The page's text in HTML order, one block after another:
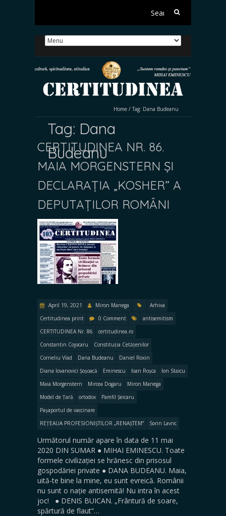
Search
Home / Tag: Dana Budeanu
Tag: Dana
Budeanu
CERTITUDINEA NR. 86.
MAIA MORGENSTERN ȘI
DECLARAȚIA „KOSHER” A
DEPUTAȚILOR ROMÂNI
April 19, 2021 Miron Manega
Arhiva
Certitudinea print
0 Comment
antisemitism
CERTITUDINEA Nr. 86
certitudinea.ro
Constantin Cojocaru
Constituția Cetățenilor
Corneliu Vlad
Dana Budeanu
Daniel Roxin
Diana Iovanovici Șoșoacă
Eminescu Ioan Roșca
Ion Staicu
Maia Morgenstern
Mircea Dogaru
Miron Manega
Model de Țară
ortodox
Pamfil Șeicaru
Pașaportul de vaccinare
REȚEAUA PROFESIONIȘTILOR „RENAȘTEM”
Sorin Lavric
Următorul număr apare în data de 11 mai
2020 DIN SUMAR ● MIHAI EMINESCU. Toate
formele civilizației se hrănesc din prisosul
gospodăriei private ● DANA BUDEANU. Maia,
uită-te bine la mine, eu sunt evreică. Românii
nu sunt o nație antisemită! Nu intra în acest
joc! ● DENIS BUICAN. „Frântură de soare,
spărtură de flaut”…